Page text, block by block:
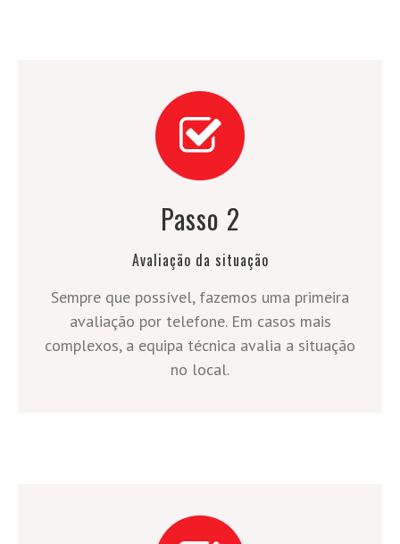
Passo 2
Avaliação da situação
Sempre que possível, fazemos uma primeira
avaliação por telefone. Em casos mais
complexos, a equipa técnica avalia a situação
no local.